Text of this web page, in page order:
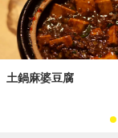
土鍋麻婆豆腐